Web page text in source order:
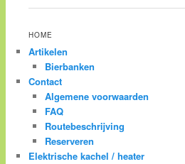
HOME
Artikelen
Bierbanken
Contact
Algemene voorwaarden
FAQ
Routebeschrijving
Reserveren
Elektrische kachel / heater